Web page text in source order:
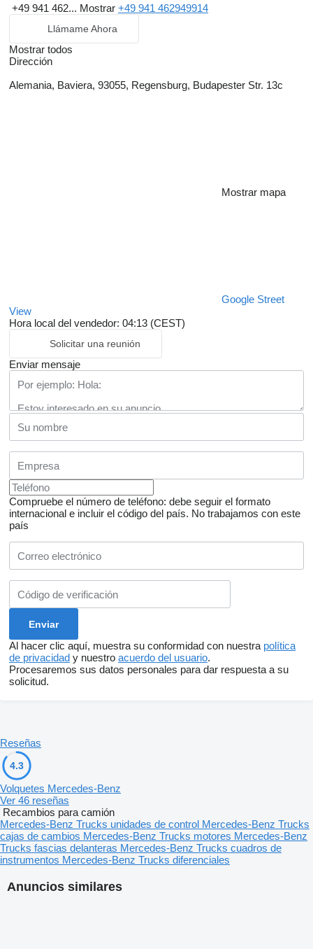
+49 941 462... Mostrar +49 941 462949914
Llámame Ahora
Mostrar todos
Dirección
Alemania, Baviera, 93055, Regensburg, Budapester Str. 13c
Mostrar mapa
Google Street
View
Hora local del vendedor: 04:13 (CEST)
Solicitar una reunión
Enviar mensaje
Compruebe el número de teléfono: debe seguir el formato
internacional e incluir el código del país. No trabajamos con este
país
Al hacer clic aquí, muestra su conformidad con nuestra política
de privacidad y nuestro acuerdo del usuario.
Procesaremos sus datos personales para dar respuesta a su
solicitud.
Anuncios similares
Reseñas
4.3
Volquetes Mercedes-Benz
Ver 46 reseñas
Recambios para camión
Mercedes-Benz Trucks unidades de control Mercedes-Benz Trucks
cajas de cambios Mercedes-Benz Trucks motores Mercedes-Benz
Trucks fascias delanteras Mercedes-Benz Trucks cuadros de
instrumentos Mercedes-Benz Trucks diferenciales